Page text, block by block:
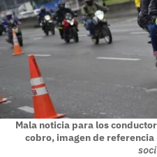
Mala noticia para los
cobro, imagen de referencia